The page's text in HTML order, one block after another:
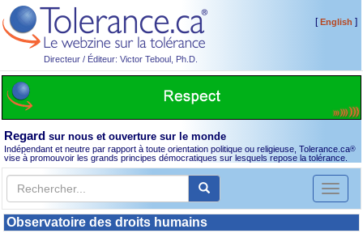
Directeur / Éditeur: Victor Teboul, Ph.D.
[English ]
Regard sur nous et ouverture sur le monde
Indépendant et neutre par rapport à toute orientation politique ou religieuse, Tolerance.ca®
vise à promouvoir les grands principes démocratiques sur lesquels repose la tolérance.
Toggle
Observatoire des droits humains